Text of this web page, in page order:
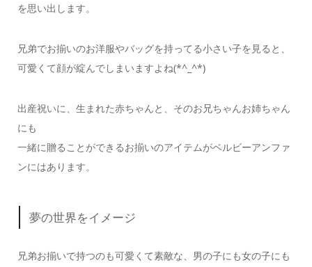
を思い出します。
兄弟でお揃いのお洋服やバッグを持ってる小さい子を見ると、
可愛くて顔が綻んでしまいますよね(*^_^*)
出産祝いに、生まれた赤ちゃんと、そのお兄ちゃんお姉ちゃん
にも
一緒に贈ることができるお揃いのアイテムがベルビーアンファ
ンにはあります。
夢の世界をイメージ
兄弟お揃いで持つのも可愛くて素敵な、男の子にも女の子にも